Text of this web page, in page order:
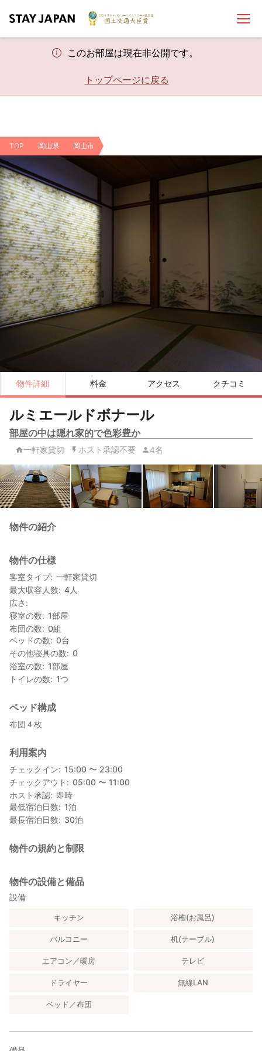
このお部屋は現在非公開です。
トップページに戻る
TOP 岡山県 岡山市
物件詳細 料金 アクセス クチコミ
ルミエールドボナール
部屋の中は隠れ家的で色彩豊か
一軒家貸切 ホスト承認不要 4名
物件の紹介
物件の仕様
客室タイプ 一軒家貸切
最大収容人数
4人
広さ
寝室の数
1部屋
布団の数
0組
ベッドの数
0台
その他寝具の数
0
浴室の数
1部屋
トイレの数
1つ
ベッド構成
布団４枚
利用案内
チェックイン
15:00 〜 23:00
チェックアウト
05:00 〜 11:00
ホスト承認
即時
最低宿泊日数
1泊
最長宿泊日数
30泊
物件の規約と制限
物件の設備と備品
設備
キッチン 浴槽(お風呂)
バルコニー 机(テーブル)
エアコン／暖房 テレビ
ドライヤー 無線LAN
ベッド／布団